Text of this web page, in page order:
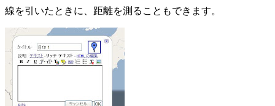
線を引いたときに、距離を測ることもできます。